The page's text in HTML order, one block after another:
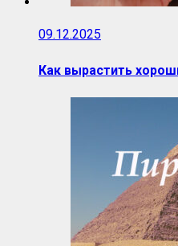
09.12.2025
Как вырастить